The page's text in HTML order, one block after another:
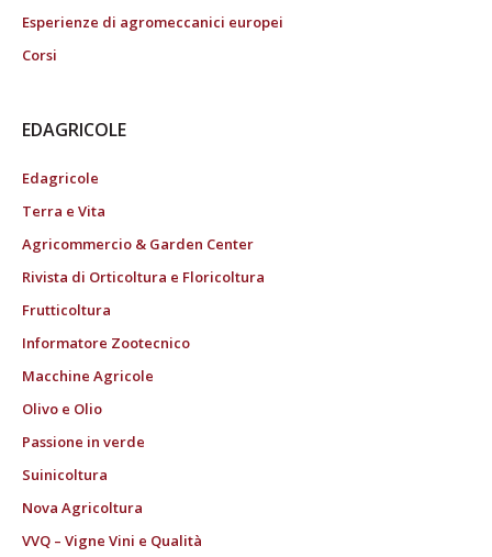
Esperienze di agromeccanici europei
Corsi
EDAGRICOLE
Edagricole
Terra e Vita
Agricommercio & Garden Center
Rivista di Orticoltura e Floricoltura
Frutticoltura
Informatore Zootecnico
Macchine Agricole
Olivo e Olio
Passione in verde
Suinicoltura
Nova Agricoltura
VVQ – Vigne Vini e Qualità